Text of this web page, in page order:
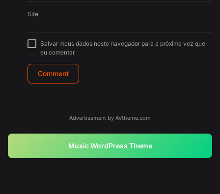
Site
Salvar meus dados neste navegador para a próxima vez que
eu comentar.
Advertisement by AVtheme.com
Music WordPress Theme